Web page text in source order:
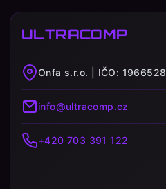
ULTRACOMP
Onfa s.r.o. | IČO:
info@ultracomp.cz
+420 703 391 122